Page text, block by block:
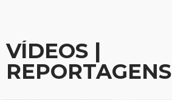
VÍDEOS |
REPORTAGENS